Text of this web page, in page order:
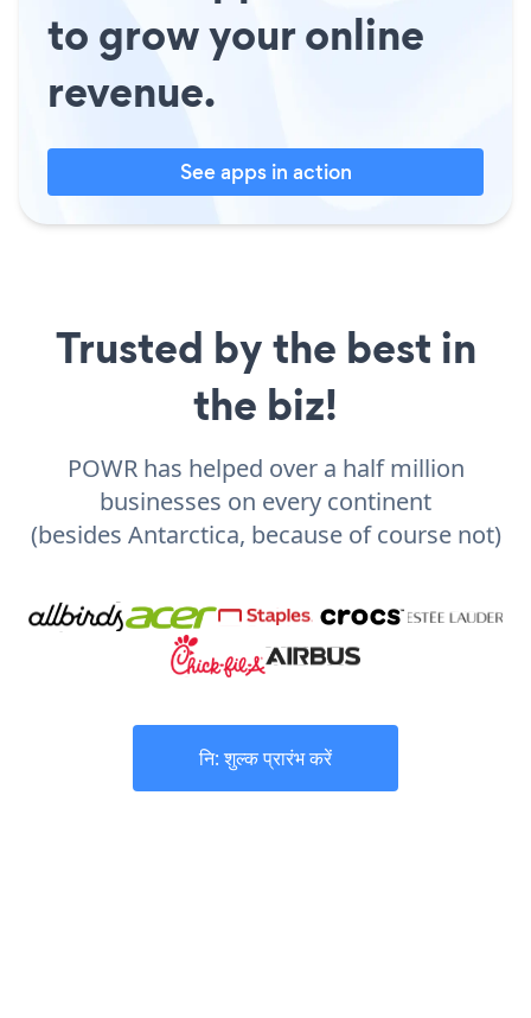
to grow your online
revenue.
See apps in action
Trusted by the best in
the biz!
POWR has helped over a half million
businesses on every continent
(besides Antarctica, because of course not)
नि: शुल्क प्रारंभ करें